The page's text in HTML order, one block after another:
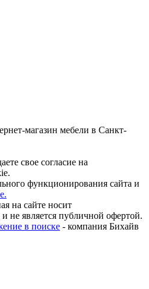
магазин мебели в Санкт-
свое согласие на
функционирования сайта и
на сайте носит
не является публичной офертой.
в поиске - компания Бихайв